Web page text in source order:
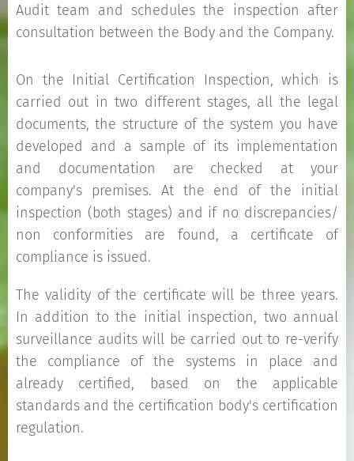
Audit team and schedules the inspection after
consultation between the Body and the Company.
On the Initial Certification Inspection, which is
carried out in two different stages, all the legal
documents, the structure of the system you have
developed and a sample of its implementation
and documentation are checked at your
company's premises. At the end of the initial
inspection (both stages) and if no discrepancies/
non conformities are found, a certificate of
compliance is issued.
The validity of the certificate will be three years.
In addition to the initial inspection, two annual
surveillance audits will be carried out to re-verify
the compliance of the systems in place and
already certified, based on the applicable
standards and the certification body's certification
regulation.